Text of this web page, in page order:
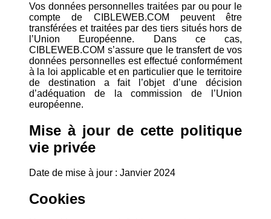
Vos données personnelles traitées par ou pour le
compte de CIBLEWEB.COM peuvent être
transférées et traitées par des tiers situés hors de
l’Union Européenne. Dans ce cas,
CIBLEWEB.COM s’assure que le transfert de vos
données personnelles est effectué conformément
à la loi applicable et en particulier que le territoire
de destination a fait l’objet d’une décision
d’adéquation de la commission de l’Union
européenne.
Mise à jour de cette politique
vie privée
Date de mise à jour : Janvier 2024
Cookies